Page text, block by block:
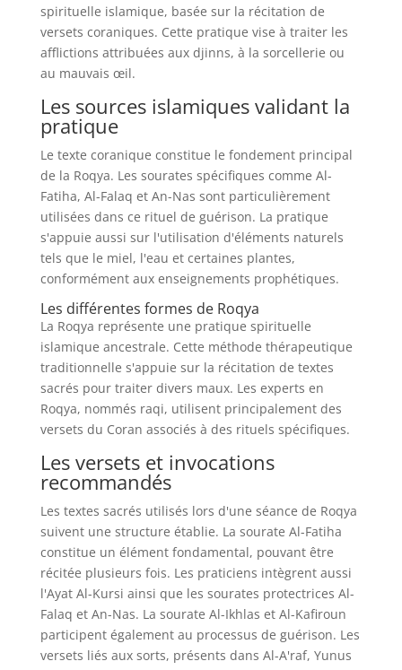
spirituelle islamique, basée sur la récitation de
versets coraniques. Cette pratique vise à traiter les
afflictions attribuées aux djinns, à la sorcellerie ou
au mauvais œil.
Les sources islamiques validant la
pratique
Le texte coranique constitue le fondement principal
de la Roqya. Les sourates spécifiques comme Al-
Fatiha, Al-Falaq et An-Nas sont particulièrement
utilisées dans ce rituel de guérison. La pratique
s'appuie aussi sur l'utilisation d'éléments naturels
tels que le miel, l'eau et certaines plantes,
conformément aux enseignements prophétiques.
Les différentes formes de Roqya
La Roqya représente une pratique spirituelle
islamique ancestrale. Cette méthode thérapeutique
traditionnelle s'appuie sur la récitation de textes
sacrés pour traiter divers maux. Les experts en
Roqya, nommés raqi, utilisent principalement des
versets du Coran associés à des rituels spécifiques.
Les versets et invocations
recommandés
Les textes sacrés utilisés lors d'une séance de Roqya
suivent une structure établie. La sourate Al-Fatiha
constitue un élément fondamental, pouvant être
récitée plusieurs fois. Les praticiens intègrent aussi
l'Ayat Al-Kursi ainsi que les sourates protectrices Al-
Falaq et An-Nas. La sourate Al-Ikhlas et Al-Kafiroun
participent également au processus de guérison. Les
versets liés aux sorts, présents dans Al-A'raf, Yunus